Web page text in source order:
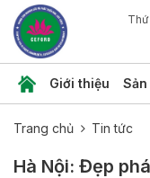
Giới thiệu
Trang chủ Tin tức
Hà Nội: Đẹp